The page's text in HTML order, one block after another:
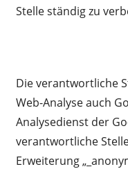
Stelle ständig zu
Die verantwortliche
Web-Analyse auch
Analysedienst der
verantwortliche
Erweiterung